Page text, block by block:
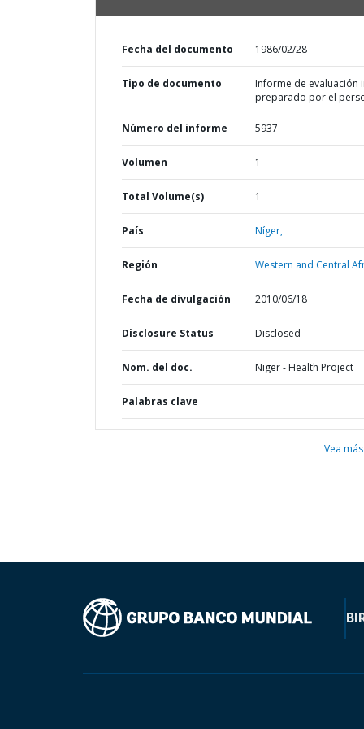
Fecha del documento 1986/02/28
Tipo de documento
Informe de evaluación
preparado por el
Número del informe 5937
Volumen 1
Total Volume(s) 1
País Níger,
Región Western and Central
Fecha de divulgación 2010/06/18
Disclosure Status Disclosed
Nom. del doc. Niger - Health Project
Palabras clave
Vea más